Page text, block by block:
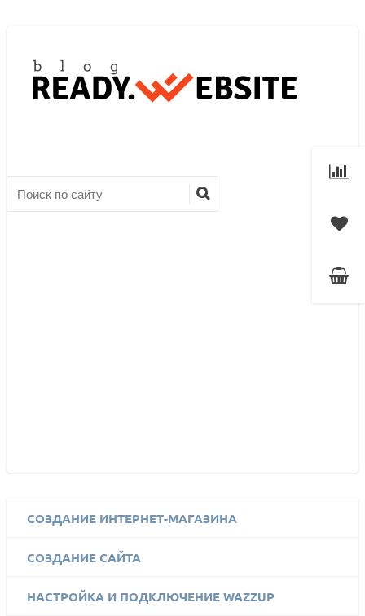
СОЗДАНИЕ ИНТЕРНЕТ-МАГАЗИНА
СОЗДАНИЕ САЙТА
НАСТРОЙКА И ПОДКЛЮЧЕНИЕ WAZZUP